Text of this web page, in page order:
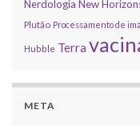
Nerdologia New
Plutão Processamento de
Hubble Terra
META